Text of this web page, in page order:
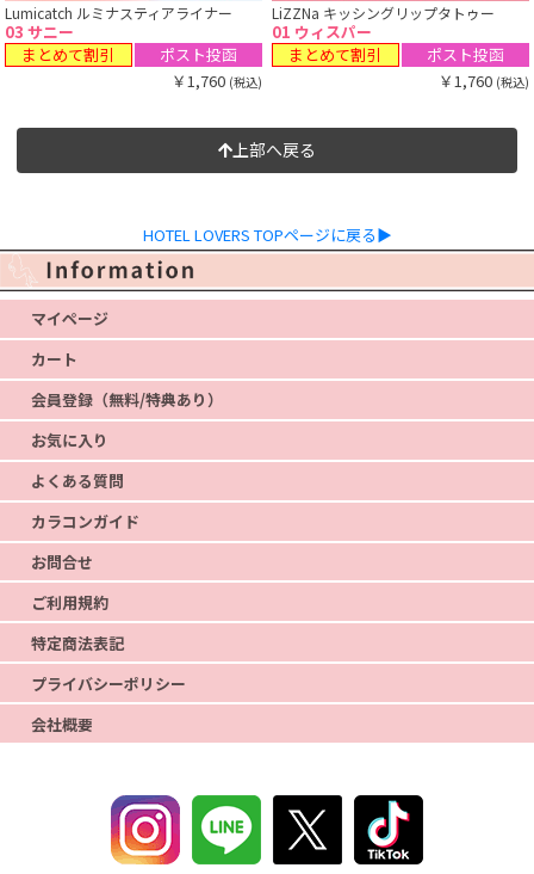
Lumicatch ルミナスティアライナー
03 サニー
まとめて割引
ポスト投函
￥1,760 (税込)
LiZZNa キッシングリップタトゥー
01 ウィスパー
まとめて割引
ポスト投函
￥1,760 (税込)
上部へ戻る
HOTEL LOVERS TOPページに戻る▶
マイページ
カート
会員登録（無料/特典あり）
お気に入り
よくある質問
カラコンガイド
お問合せ
ご利用規約
特定商法表記
プライバシーポリシー
会社概要